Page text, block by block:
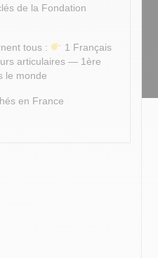
de la Fondation
tous :
1 Français
articulaires — 1ère
le monde
en France